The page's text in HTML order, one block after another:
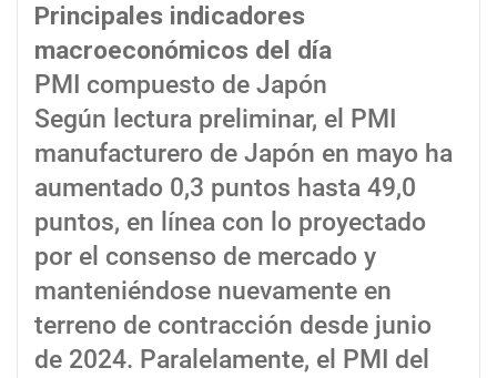
Principales indicadores
macroeconómicos del día
PMI compuesto de Japón
Según lectura preliminar, el PMI
manufacturero de Japón en mayo ha
aumentado 0,3 puntos hasta 49,0
puntos, en línea con lo proyectado
por el consenso de mercado y
manteniéndose nuevamente en
terreno de contracción desde junio
de 2024. Paralelamente, el PMI del